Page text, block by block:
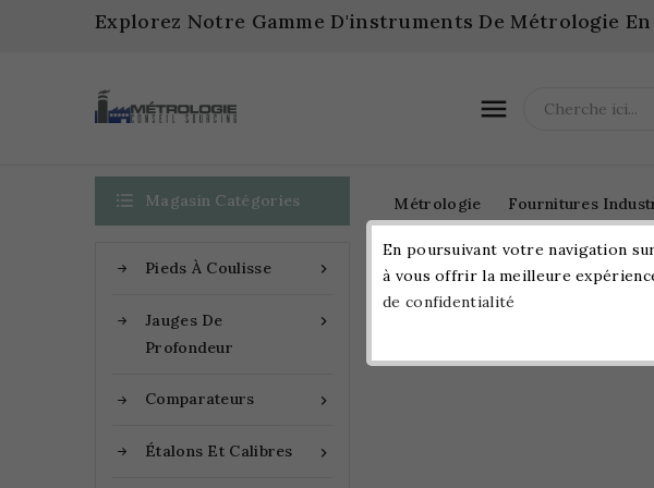
Explorez Notre Gamme D'instruments De Métrologie

Métrologie Fournitures
 Magasin Catégories

Pieds À Coulisse

Jauges De
Profondeur

Comparateurs

Étalons Et Calibres
Accueil Métrologie
En poursuivant votre navigation
à vous offrir la meilleure
de confidentialité